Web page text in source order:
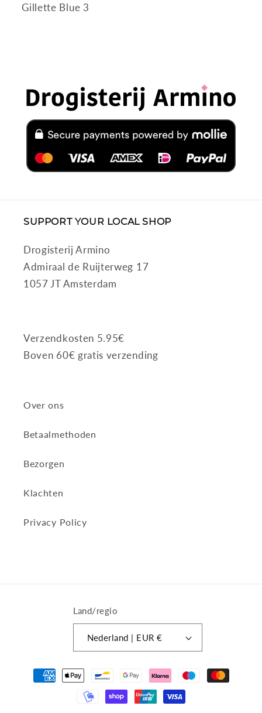
Gillette Blue 3
SUPPORT YOUR LOCAL SHOP
Drogisterij Armino
Admiraal de Ruijterweg 17
1057 JT Amsterdam
Verzendkosten 5.95€
Boven 60€ gratis verzending
Over ons
Betaalmethoden
Bezorgen
Klachten
Privacy Policy
Land/regio
Nederland | EUR €
Betaalmethoden